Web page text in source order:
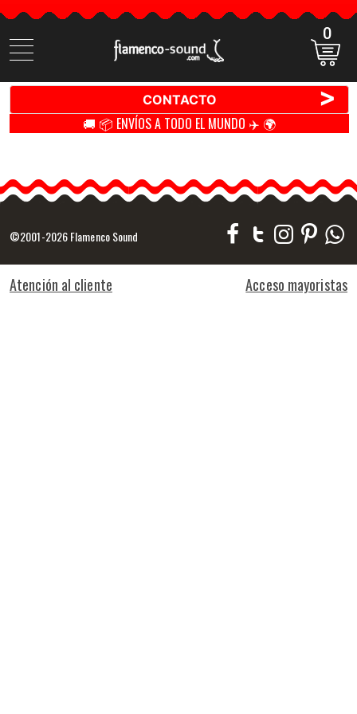
Buscar
productos
0
CONTACTO >
🚚 📦 ENVÍOS A TODO EL MUNDO ✈️ 🌍
©2001-2026 Flamenco Sound
Atención al cliente Acceso mayoristas